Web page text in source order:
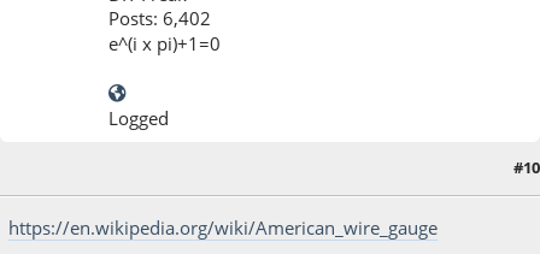
Posts: 6,402
e^(i x pi)+1=0
Logged
#10
https://en.wikipedia.org/wiki/American_wire_gauge